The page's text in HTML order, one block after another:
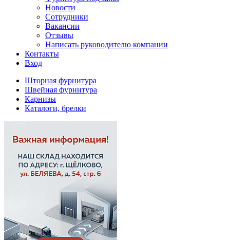
Новости
Сотрудники
Вакансии
Отзывы
Написать руководителю компании
Контакты
Вход
Шторная фурнитура
Швейная фурнитура
Карнизы
Каталоги, брелки